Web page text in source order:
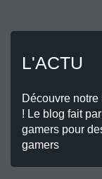
L'ACTU
Découvre notre
! Le blog fait
gamers pour
gamers